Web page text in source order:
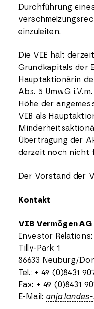
Durchführung eines
einzuleiten.
Die VIB hält
Grundkapitals der
Hauptaktionärin
Abs. 5 UmwG
Höhe der
VIB als
Übertragung der
derzeit noch nicht
Der Vorstand der
Kontakt
VIB Vermögen AG
Investor Relations:
Tilly-Park 1
86633 Neuburg/
Tel.: + 49 (0)8431
Fax: + 49 (0)8431
E-Mail: